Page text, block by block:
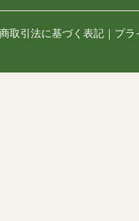
取引法に基づく表記 プラ